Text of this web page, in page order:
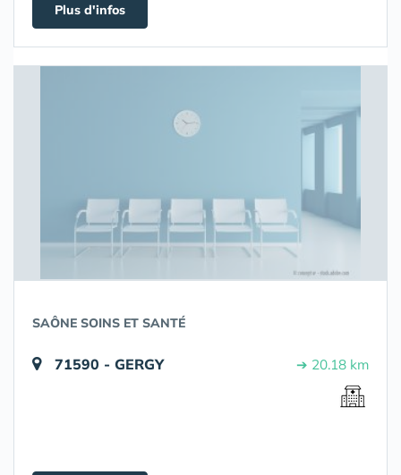
Plus d'infos
SAÔNE SOINS ET SANTÉ
71590 - GERGY ➔ 20.18 km